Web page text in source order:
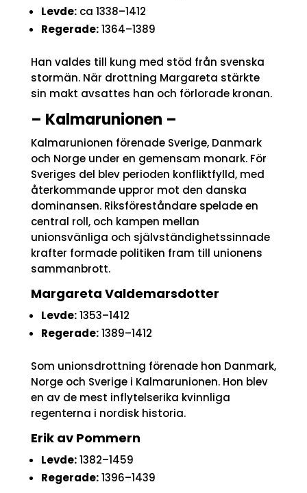
Levde:ca 1338–1412
Regerade:1364–1389
Han valdes till kung med stöd från svenska
stormän. När drottning Margareta stärkte
sin makt avsattes han och förlorade kronan.
– Kalmarunionen –
Kalmarunionen förenade Sverige, Danmark
och Norge under en gemensam monark. För
Sveriges del blev perioden konfliktfylld, med
återkommande uppror mot den danska
dominansen. Riksföreståndare spelade en
central roll, och kampen mellan
unionsvänliga och självständighetssinnade
krafter formade politiken fram till unionens
sammanbrott.
Margareta Valdemarsdotter
Levde:1353–1412
Regerade:1389–1412
Som unionsdrottning förenade hon Danmark,
Norge och Sverige i Kalmarunionen. Hon blev
en av de mest inflytelserika kvinnliga
regenterna i nordisk historia.
Erik av Pommern
Levde:1382–1459
Regerade:1396–1439